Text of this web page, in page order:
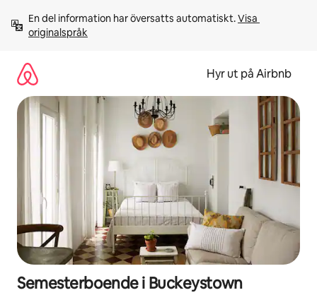
innehåll
En del information har översatts automatiskt. Visa
originalspråk
Hyr ut på Airbnb
Semesterboende i Buckeystown